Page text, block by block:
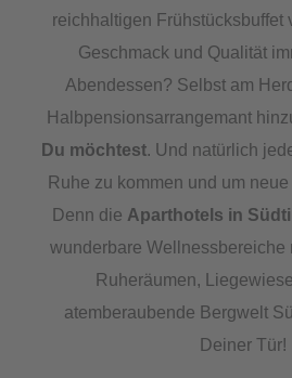
reichhaltigen Frühstücksbuffet
Geschmack und Qualität
Abendessen? Selbst am
Halbpensionsarrangemant
Du möchtest. Und natürlich
Ruhe zu kommen und um
Denn die Aparthotels in
wunderbare Wellnessbereiche
Ruheräumen,
atemberaubende Bergwelt
Deiner Tür!